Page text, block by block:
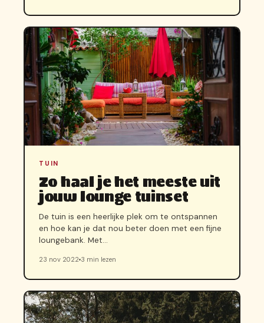
TUIN
Zo haal je het meeste uit
jouw lounge tuinset
De tuin is een heerlijke plek om te ontspannen
en hoe kan je dat nou beter doen met een fijne
loungebank. Met…
23 nov 2022 3 min lezen